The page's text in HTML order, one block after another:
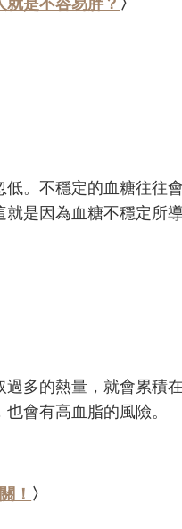
。不穩定的血糖往往
是因為血糖不穩定所導
多的熱量，就會累積
會有高血脂的風險。
！ 〉